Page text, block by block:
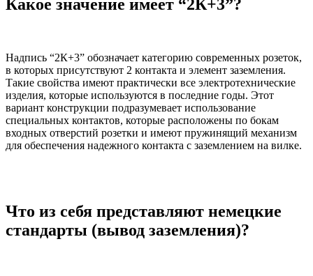
Какое значение имеет “2К+3”?
Надпись “2К+3” обозначает категорию современных розеток,
в которых присутствуют 2 контакта и элемент заземления.
Такие свойства имеют практически все электротехнические
изделия, которые используются в последние годы. Этот
вариант конструкции подразумевает использование
специальных контактов, которые расположены по бокам
входных отверстий розетки и имеют пружинящий механизм
для обеспечения надежного контакта с заземлением на вилке.
Что из себя представляют немецкие
стандарты (вывод заземления)?